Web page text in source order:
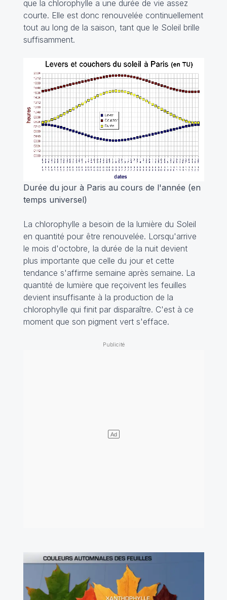
que la chlorophylle a une durée de vie assez
courte. Elle est donc renouvelée continuellement
tout au long de la saison, tant que le Soleil brille
suffisamment.
Durée du jour à Paris au cours de l'année (en
temps universel)
La chlorophylle a besoin de la lumière du Soleil
en quantité pour être renouvelée. Lorsqu'arrive
le mois d'octobre, la durée de la nuit devient
plus importante que celle du jour et cette
tendance s'affirme semaine après semaine. La
quantité de lumière que reçoivent les feuilles
devient insuffisante à la production de la
chlorophylle qui finit par disparaître. C'est à ce
moment que son pigment vert s'efface.